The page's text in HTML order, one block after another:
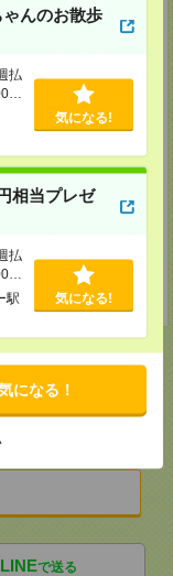
ゃんのお散歩
払
気になる!
相当プレゼ
払
駅
気になる!
になる！
19F つくば駅徒歩5分
駅徒歩1分
LINEで送る